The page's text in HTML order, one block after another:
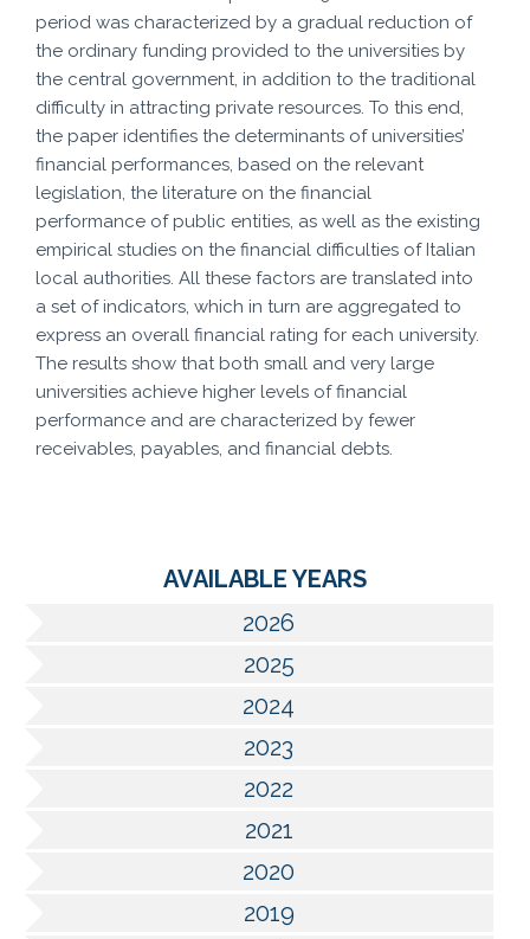
period was characterized by a gradual reduction of
the ordinary funding provided to the universities by
the central government, in addition to the traditional
difficulty in attracting private resources. To this end,
the paper identifies the determinants of universities’
financial performances, based on the relevant
legislation, the literature on the financial
performance of public entities, as well as the existing
empirical studies on the financial difficulties of Italian
local authorities. All these factors are translated into
a set of indicators, which in turn are aggregated to
express an overall financial rating for each university.
The results show that both small and very large
universities achieve higher levels of financial
performance and are characterized by fewer
receivables, payables, and financial debts.
AVAILABLE YEARS
2026
2025
2024
2023
2022
2021
2020
2019